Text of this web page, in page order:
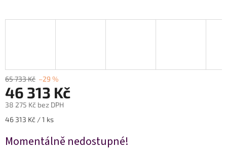
65 733 Kč –29 %
46 313 Kč
38 275 Kč bez DPH
Měrná
46 313 Kč / 1 ks
Momentálně nedostupné!